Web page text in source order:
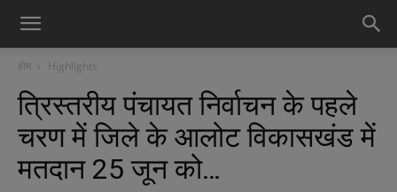
होम Highlights
त्रिस्तरीय पंचायत निर्वाचन के पहले
चरण में जिले के आलोट विकासखंड में
मतदान 25 जून को…